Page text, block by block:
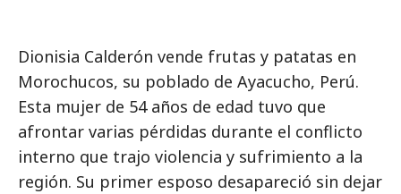
Dionisia Calderón vende frutas y patatas en
Morochucos, su poblado de Ayacucho, Perú.
Esta mujer de 54 años de edad tuvo que
afrontar varias pérdidas durante el conflicto
interno que trajo violencia y sufrimiento a la
región. Su primer esposo desapareció sin dejar